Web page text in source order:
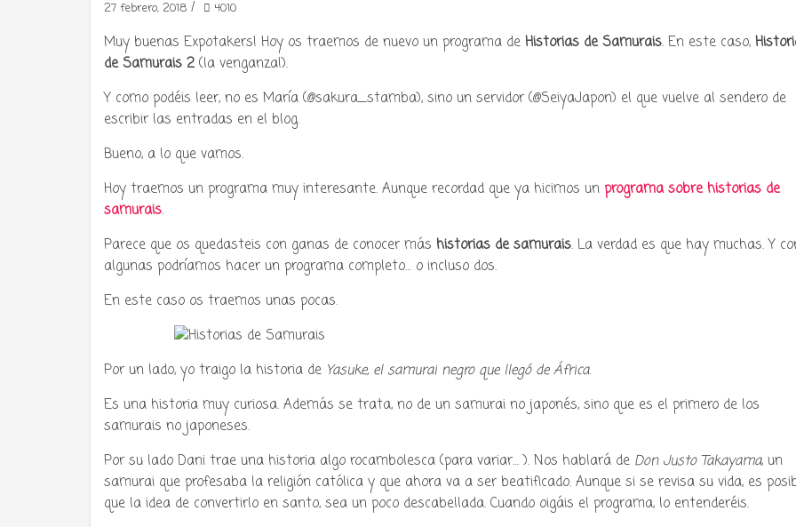
Tu radio y podcast sobre
cultura japonesa ツ
27 febrero, 2018 / 4010
Muy buenas Expotakers! Hoy os traemos de nuevo un programa de Historias de Samurais. En este caso,
de Samurais 2 (la venganza!).
Y como podéis leer, no es María (@sakura_stamba), sino un servidor (@SeiyaJapon) el que vuelve al sendero de
escribir las entradas en el blog.
Bueno, a lo que vamos.
Hoy traemos un programa muy interesante. Aunque recordad que ya hicimos un programa sobre historias de
samurais.
Parece que os quedasteis con ganas de conocer más historias de samurais. La verdad es que hay muchas. Y
algunas podríamos hacer un programa completo… o incluso dos.
En este caso os traemos unas pocas.
Por un lado, yo traigo la historia de Yasuke, el samurai negro que llegó de África.
Es una historia muy curiosa. Además se trata, no de un samurai no japonés, sino que es el primero de los
samurais no japoneses.
Por su lado Dani trae una historia algo rocambolesca (para variar… ). Nos hablará de Don Justo Takayama, un
samurai que profesaba la religión católica y que ahora va a ser beatificado. Aunque si se revisa su vida, es
que la idea de convertirlo en santo, sea un poco descabellada. Cuando oigáis el programa, lo entenderéis.